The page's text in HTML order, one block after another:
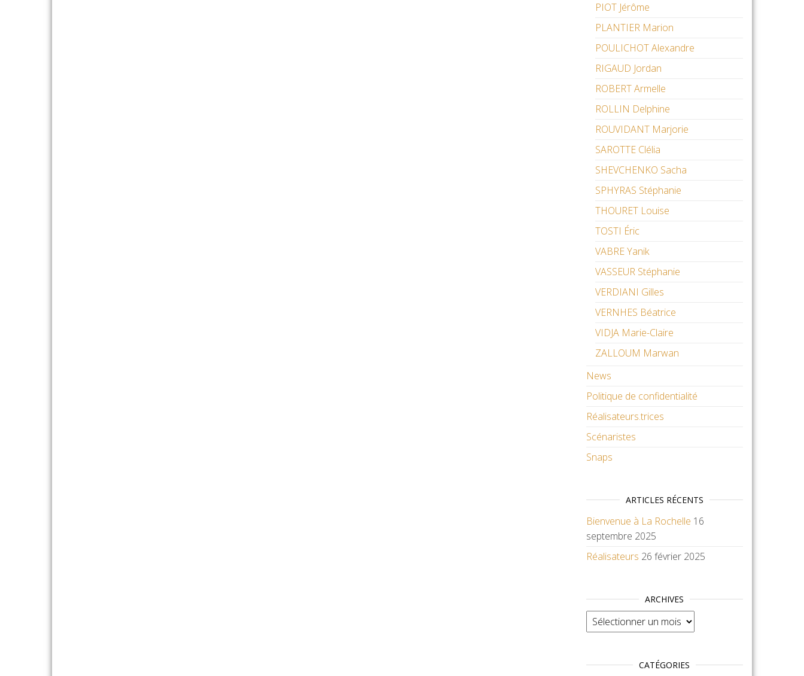
PIOT Jérôme
PLANTIER Marion
POULICHOT Alexandre
RIGAUD Jordan
ROBERT Armelle
ROLLIN Delphine
ROUVIDANT Marjorie
SAROTTE Clélia
SHEVCHENKO Sacha
SPHYRAS Stéphanie
THOURET Louise
TOSTI Éric
VABRE Yanik
VASSEUR Stéphanie
VERDIANI Gilles
VERNHES Béatrice
VIDJA Marie-Claire
ZALLOUM Marwan
News
Politique de confidentialité
Réalisateurs.trices
Scénaristes
Snaps
ARTICLES RÉCENTS
Bienvenue à La Rochelle 16
septembre 2025
Réalisateurs 26 février 2025
ARCHIVES
Archives
CATÉGORIES